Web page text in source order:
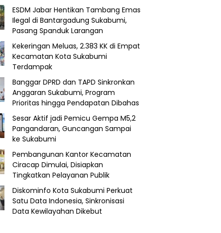
ESDM Jabar Hentikan Tambang Emas
Ilegal di Bantargadung Sukabumi,
Pasang Spanduk Larangan
Kekeringan Meluas, 2.383 KK di Empat
Kecamatan Kota Sukabumi
Terdampak
Banggar DPRD dan TAPD Sinkronkan
Anggaran Sukabumi, Program
Prioritas hingga Pendapatan Dibahas
Sesar Aktif jadi Pemicu Gempa M5,2
Pangandaran, Guncangan Sampai
ke Sukabumi
Pembangunan Kantor Kecamatan
Ciracap Dimulai, Disiapkan
Tingkatkan Pelayanan Publik
Diskominfo Kota Sukabumi Perkuat
Satu Data Indonesia, Sinkronisasi
Data Kewilayahan Dikebut